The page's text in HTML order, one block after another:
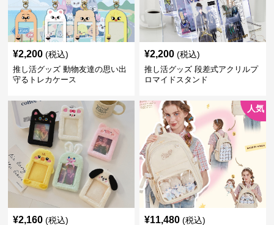
¥2,200 (税込)
推し活グッズ 動物友達の思い出
守るトレカケース
¥2,200 (税込)
推し活グッズ 段差式アクリルプ
ロマイドスタンド
¥2,160 (税込)
人気
¥11,480 (税込)